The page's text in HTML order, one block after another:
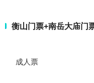
衡山门票+南岳大庙门
成人票